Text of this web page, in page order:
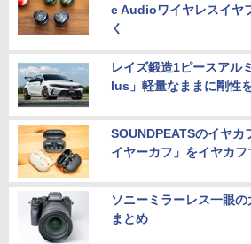
e Audioワイヤレスイヤ
く
レイズ鍛造1ピースアル
lus」軽量なままに剛性
SOUNDPEATSのイヤカ
イヤーカフ」をイヤカフ
ソニーミラーレス一眼
まとめ